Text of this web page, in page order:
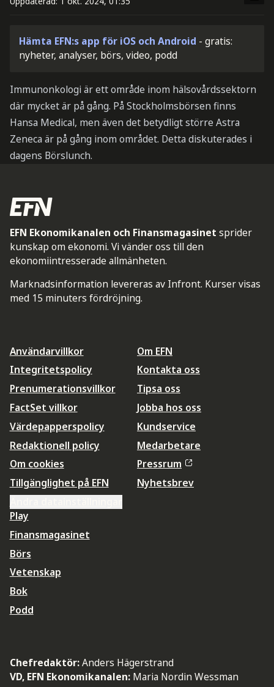
Hämta EFN:s app för iOS och Android - gratis:
nyheter, analyser, börs, video, podd
Immunonkologi är ett område inom hälsovårdssektorn
där mycket är på gång. På Stockholmsbörsen finns
Hansa Medical, men även det betydligt större Astra
Zeneca är på gång inom området. Detta diskuterades i
dagens Börslunch.
EFN Ekonomikanalen och Finansmagasinet sprider
kunskap om ekonomi. Vi vänder oss till den
ekonomiintresserade allmänheten.
Marknadsinformation levereras av Infront. Kurser visas
med 15 minuters fördröjning.
Användarvillkor
Integritetspolicy
Prenumerationsvillkor
FactSet villkor
Värdepapperspolicy
Redaktionell policy
Om cookies
Tillgänglighet på EFN
Om EFN
Kontakta oss
Tipsa oss
Jobba hos oss
Kundservice
Medarbetare
Pressrum
Nyhetsbrev
Play
Finansmagasinet
Börs
Vetenskap
Bok
Podd
Chefredaktör:Anders Hägerstrand
VD, EFN Ekonomikanalen: Maria Nordin Wessman